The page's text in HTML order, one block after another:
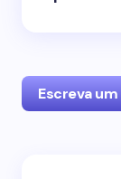
Escreva